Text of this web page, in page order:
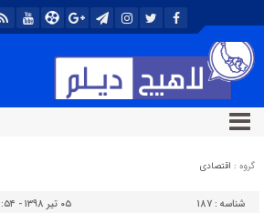
گروه : اقتصادی
شناسه : ۱۸۷
۰۵ تیر ۱۳۹۸ - ۱۲:۵۴